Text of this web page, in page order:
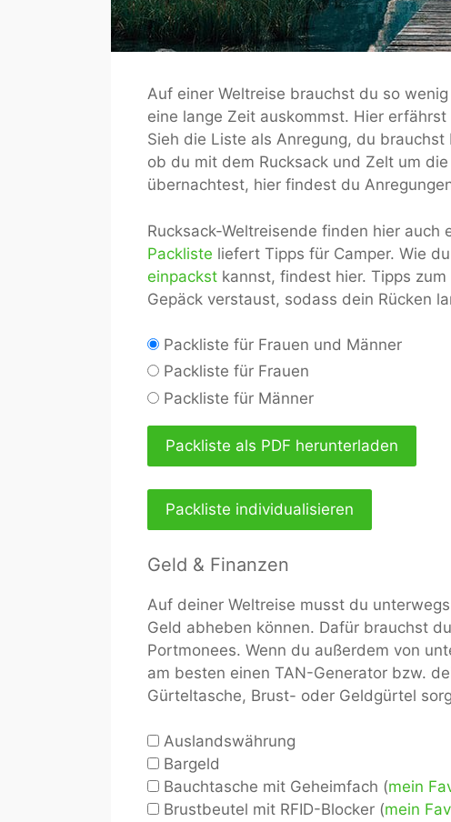
Auf einer Weltreise brauchst du so
eine lange Zeit auskommst. Hier
Sieh die Liste als Anregung, du
ob du mit dem Rucksack und Zelt um
übernachtest, hier findest du
Rucksack-Weltreisende finden hier auch
Packliste liefert Tipps für Camper. Wie du
einpackst kannst, findest hier. Tipps zum
Gepäck verstaust, sodass dein Rücken
Packliste für Frauen und Männer
Packliste für Frauen
Packliste für Männer
Packliste als PDF herunterladen
Packliste individualisieren
Geld & Finanzen
Auf deiner Weltreise musst du
Geld abheben können. Dafür brauchst
Portmonees. Wenn du außerdem von
am besten einen TAN-Generator bzw.
Gürteltasche, Brust- oder Geldgürtel
Auslandswährung
Bargeld
Bauchtasche mit Geheimfach (mein
Brustbeutel mit RFID-Blocker (mein